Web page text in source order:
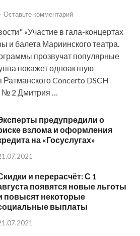
Оставьте комментарий
«Участие в гала-концертах
и балета Мариинского театра.
прозвучат популярные
покажет одноактную
Ратманского Concerto DSCH
№ 2 Дмитрия …
предупредили о
взлома и оформления
на «Госуслугах»
и перерасчёт: С 1
появятся новые льготы
повысят некоторые
выплаты